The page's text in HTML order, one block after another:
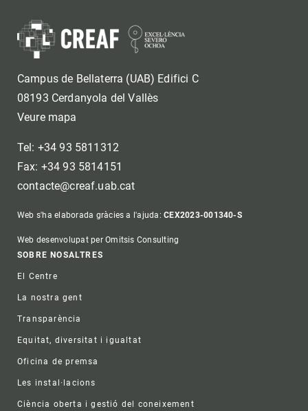
Campus de Bellaterra (UAB) Edifici C
08193 Cerdanyola del Vallès
Veure mapa
Tel: +34 93 5811312
Fax: +34 93 5814151
contacte@creaf.uab.cat
Web s'ha elaborada gràcies a l'ajuda:CEX2023-001340-S
Web desenvolupat per Omitsis Consulting
Footer
SOBRE NOSALTRES
El Centre
La nostra gent
Transparència
Equitat, diversitat i igualtat
Oficina de premsa
Les instal·lacions
Ciència oberta i gestió del coneixement